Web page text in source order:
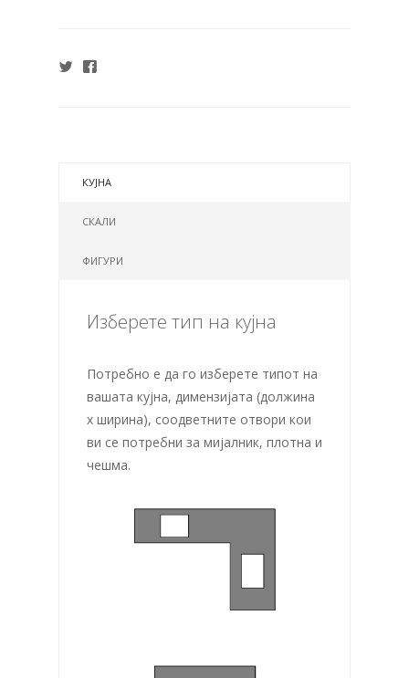
КУЈНА
СКАЛИ
ФИГУРИ
Изберете тип на кујна
Потребно е да го изберете типот на
вашата кујна, димензијата (должина
х ширина), соодветните отвори кои
ви се потребни за мијалник, плотна и
чешма.